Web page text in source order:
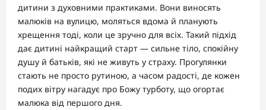
дитини з духовними практиками. Вони виносять
малюків на вулицю, моляться вдома й планують
хрещення тоді, коли це зручно для всіх. Такий підхід
дає дитині найкращий старт — сильне тіло, спокійну
душу й батьків, які не живуть у страху. Прогулянки
стають не просто рутиною, а часом радості, де кожен
подих вітру нагадує про Божу турботу, що огортає
малюка від першого дня.